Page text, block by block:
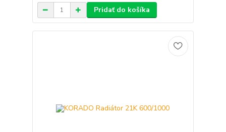
Pridať do košíka